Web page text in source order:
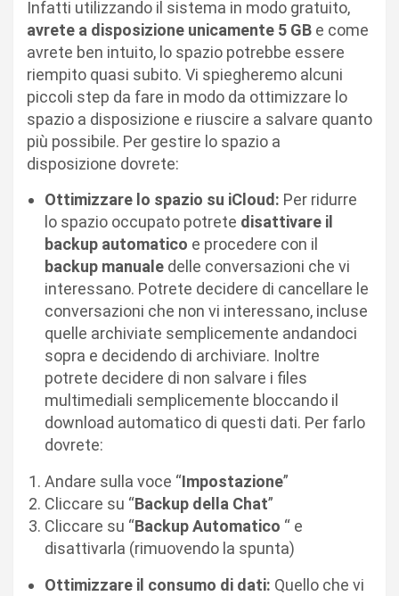
Infatti utilizzando il sistema in modo gratuito,
avrete a disposizione unicamente 5 GB e come
avrete ben intuito, lo spazio potrebbe essere
riempito quasi subito. Vi spiegheremo alcuni
piccoli step da fare in modo da ottimizzare lo
spazio a disposizione e riuscire a salvare quanto
più possibile. Per gestire lo spazio a
disposizione dovrete:
Ottimizzare lo spazio su iCloud: Per ridurre
lo spazio occupato potrete disattivare il
backup automatico e procedere con il
backup manuale delle conversazioni che vi
interessano. Potrete decidere di cancellare le
conversazioni che non vi interessano, incluse
quelle archiviate semplicemente andandoci
sopra e decidendo di archiviare. Inoltre
potrete decidere di non salvare i files
multimediali semplicemente bloccando il
download automatico di questi dati. Per farlo
dovrete:
Andare sulla voce “Impostazione”
Cliccare su “Backup della Chat”
Cliccare su “Backup Automatico “ e
disattivarla (rimuovendo la spunta)
Ottimizzare il consumo di dati: Quello che vi